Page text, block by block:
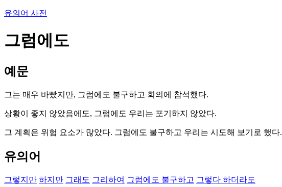
유의어 사전
그럼에도
예문
그는 매우 바빴지만, 그럼에도 불구하고 회의에 참석했다.
상황이 좋지 않았음에도, 그럼에도 우리는 포기하지 않았다.
그 계획은 위험 요소가 많았다. 그럼에도 불구하고 우리는 시도해 보기로 했다.
유의어
그렇지만 하지만 그래도 그리하여 그럼에도 불구하고 그렇다 하더라도